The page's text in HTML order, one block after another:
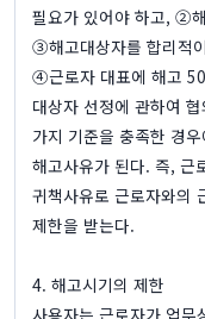
필요가 있어야 하고, ②
③해고대상자를 합리적
④근로자 대표에 해고
대상자 선정에 관하여
가지 기준을 충족한 경
해고사유가 된다. 즉, 근
귀책사유로 근로자와의
제한을 받는다.
4. 해고시기의 제한
사용자는 근로자가 업무